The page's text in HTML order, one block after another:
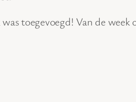
toegevoegd! Van de week